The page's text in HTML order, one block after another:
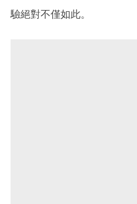
驗絕對不僅如此。